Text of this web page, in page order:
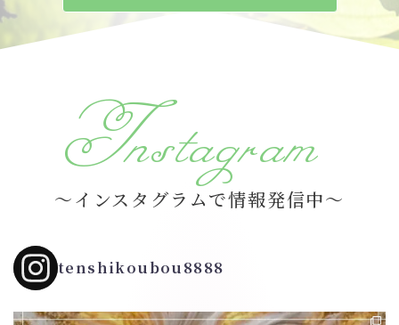
Instagram
～インスタグラムで情報発信中～
tenshikoubou8888